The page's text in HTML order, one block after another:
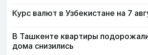
Курс валют в Узбекистане на 7
В Ташкенте квартиры
дома снизились